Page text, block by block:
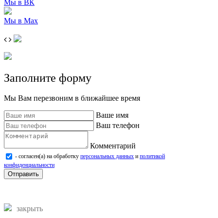
Мы в ВК
Мы в Max
Заполните форму
Мы Вам перезвоним в ближайшее время
Ваше имя
Ваш телефон
Комментарий
- согласен(а) на обработку персональных данных и политикой
конфиденциальности
Отправить
закрыть